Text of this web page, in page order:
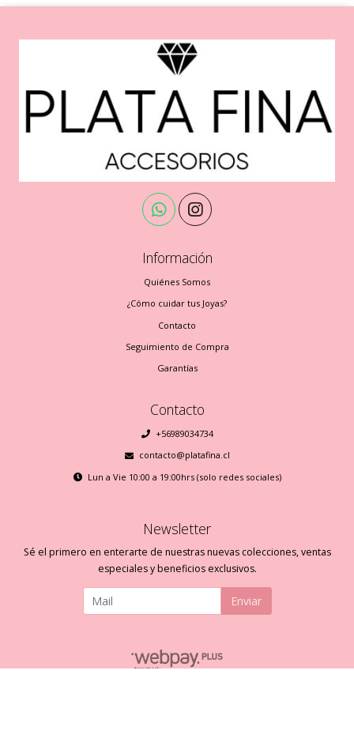
Información
Quiénes Somos
¿Cómo cuidar tus Joyas?
Contacto
Seguimiento de Compra
Garantías
Contacto
+56989034734
contacto@platafina.cl
Lun a Vie 10:00 a 19:00hrs (solo redes sociales)
Newsletter
Sé el primero en enterarte de nuestras nuevas colecciones, ventas
especiales y beneficios exclusivos.
Enviar